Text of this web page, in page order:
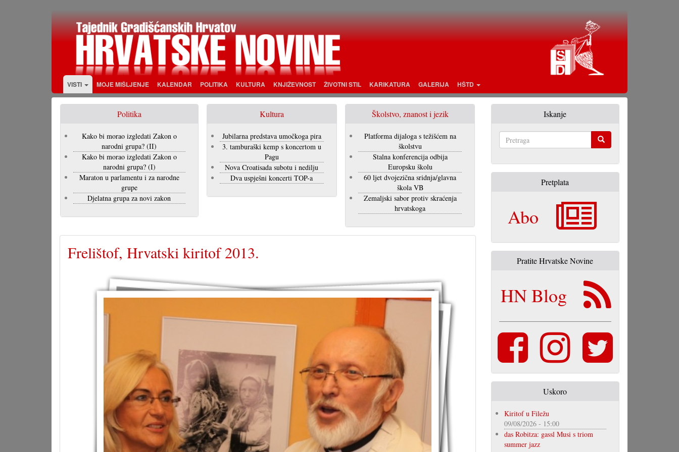
VISTI MOJE MIŠLJENJE KALENDAR POLITIKA KULTURA KNJIŽEVNOST ŽIVOTNI STIL KARIKATURA GALERIJA HŠTD
Politika
Kako bi morao izgledati Zakon o
narodni grupa? (II)
Kako bi morao izgledati Zakon o
narodni grupa? (I)
Maraton u parlamentu i za narodne
grupe
Djelatna grupa za novi zakon
Kultura
Jubilarna predstava umočkoga pira
3. tamburaški kemp s koncertom u
Pagu
Nova Croatisada subotu i nedilju
Dva uspješni koncerti TOP-a
Školstvo, znanost i jezik
Platforma dijaloga s težišćem na
školstvu
Stalna konferencija odbija
Europsku školu
60 ljet dvojezična sridnja/glavna
škola VB
Zemaljski sabor protiv skraćenja
hrvatskoga
Frelištof, Hrvatski kiritof 2013.
Iskanje
Pretplata
Abo
Pratite Hrvatske Novine
HN Blog
Uskoro
Kiritof u Filežu
09/08/2026 - 15:00
das Robitza: gassl Musi s triom
summer jazz